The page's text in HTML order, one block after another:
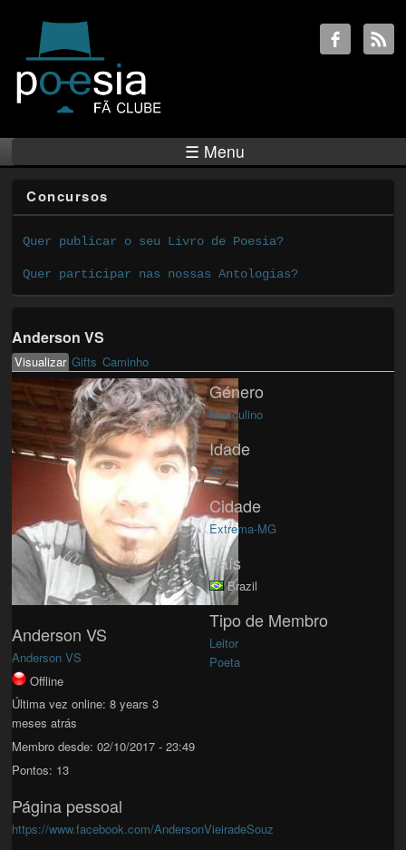
☰ Menu
Concursos
Quer publicar o seu Livro de Poesia?
Quer participar nas nossas Antologias?
Anderson VS
Primary tabs
Visualizar(active tab)
Gifts Caminho
Anderson VS
Anderson VS
Offline
Última vez online: 8 years 3
meses atrás
Membro desde: 02/10/2017 - 23:49
Pontos: 13
Género
Masculino
Idade
29
Cidade
Extrema-MG
País
Brazil
Tipo de Membro
Leitor
Poeta
Página pessoal
https://www.facebook.com/AndersonVieiradeSouz